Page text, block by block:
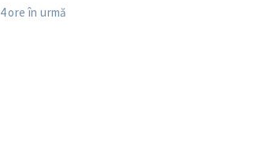
4 ore în urmă